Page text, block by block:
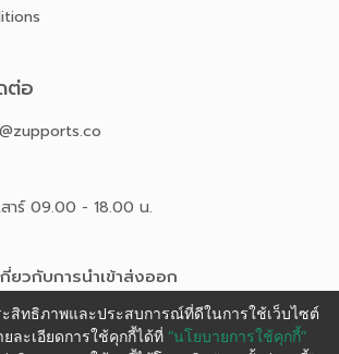
ต่อ
สาร์ 09.00 - 18.00 น.
ยวกับการนําเข้าส่งออก
ะสิทธิภาพและประสบการณ์ที่ดีในการใช้เว็บไซต์
ละเอียดการใช้คุกกี้ได้ที่ “นโยบายการใช้คุกกี้”